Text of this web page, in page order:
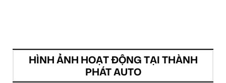
HÌNH ẢNH HOẠT ĐỘNG TẠI THÀNH
PHÁT AUTO